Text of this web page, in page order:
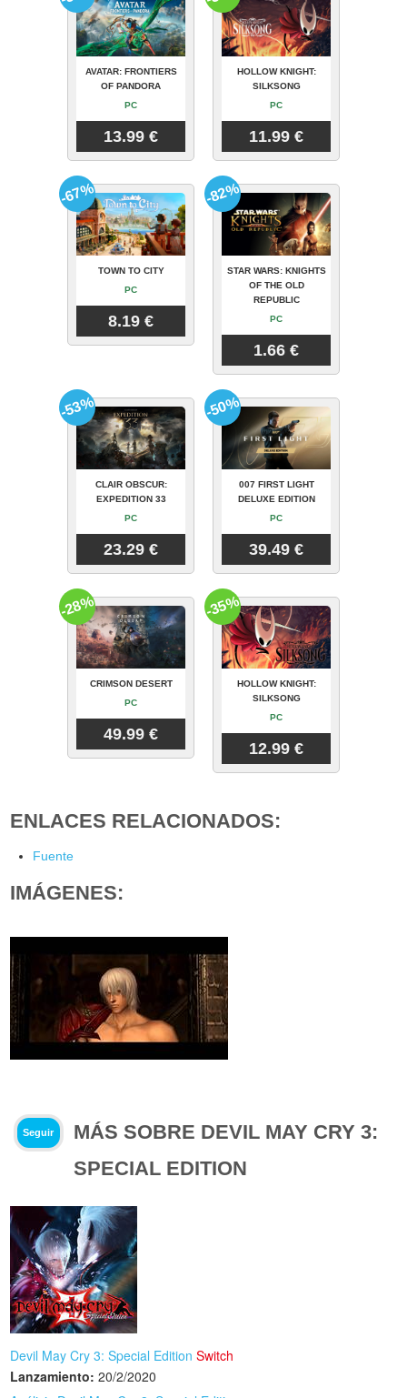
AVATAR: FRONTIERS
OF PANDORA
PC
13.99 €
HOLLOW KNIGHT:
SILKSONG
PC
11.99 €
TOWN TO CITY
PC
8.19 €
-67%
STAR WARS: KNIGHTS
OF THE OLD
REPUBLIC
PC
1.66 €
-82%
CLAIR OBSCUR:
EXPEDITION 33
PC
23.29 €
-53%
007 FIRST LIGHT
DELUXE EDITION
PC
39.49 €
-50%
CRIMSON DESERT
PC
49.99 €
-28%
HOLLOW KNIGHT:
SILKSONG
PC
12.99 €
-35%
ENLACES RELACIONADOS:
Fuente
IMÁGENES:
Seguir
MÁS SOBRE DEVIL MAY CRY 3:
SPECIAL EDITION
Devil May Cry 3: Special Edition Switch
Lanzamiento: 20/2/2020